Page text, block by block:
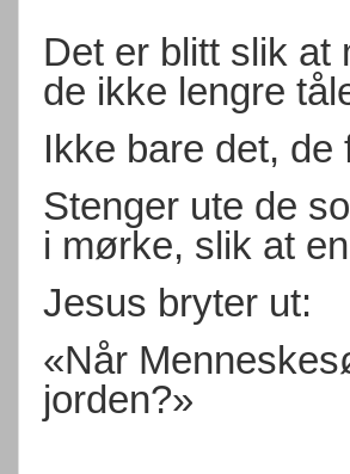
Det er blitt slik at
de ikke lengre
Ikke bare det,
Stenger ute de
i mørke, slik at
Jesus bryter ut:
«Når
jorden?»